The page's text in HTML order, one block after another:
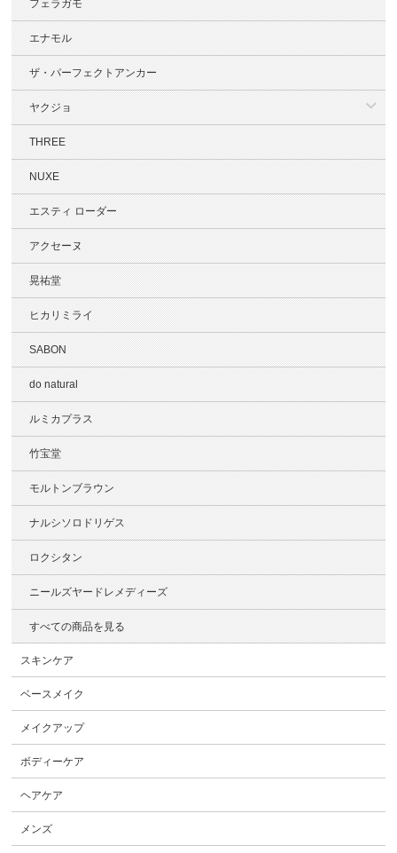
フェラガモ
エナモル
ザ・パーフェクトアンカー
ヤクジョ
THREE
NUXE
エスティ ローダー
アクセーヌ
晃祐堂
ヒカリミライ
SABON
do natural
ルミカプラス
竹宝堂
モルトンブラウン
ナルシソロドリゲス
ロクシタン
ニールズヤードレメディーズ
すべての商品を見る
スキンケア
ベースメイク
メイクアップ
ボディーケア
ヘアケア
メンズ